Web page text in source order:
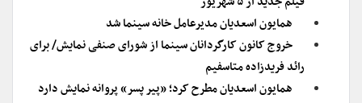
همایون اسعدیان مدیرعامل خانه سینما شد
خروج کانون کارگردانان سینما از شورای صنفی نمایش/ برای
رائد فریدزاده متاسفیم
همایون اسعدیان مطرح کرد؛ «پیر پسر» پروانه نمایش دارد